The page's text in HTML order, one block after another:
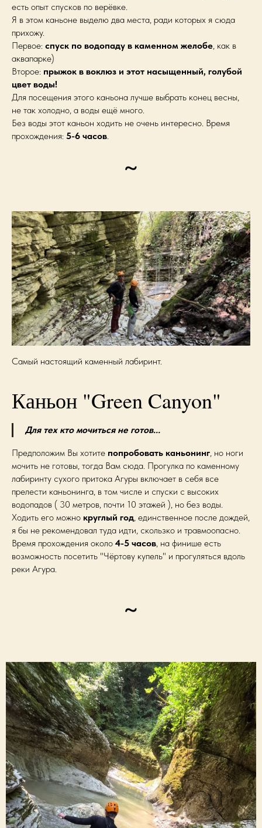
есть опыт спусков по верёвке.
Я в этом каньоне выделю два места, ради которых я сюда
прихожу.
Первое: спуск по водопаду в каменном желобе , как в
аквапарке)
Второе: прыжок в воклюз и этот насыщенный, голубой
цвет воды!
Для посещения этого каньона лучше выбрать конец весны,
не так холодно, а воды ещё много.
Без воды этот каньон ходить не очень интересно. Время
прохождения: 5-6 часов
~
Самый настоящий каменный лабиринт.
Каньон "Green Canyon"
Для тех кто мочиться не готов...
Предположим Вы хотите попробовать каньонинг, но ноги
мочить не готовы, тогда Вам сюда. Прогулка по каменному
лабиринту сухого притока Агуры включает в себя все
прелести каньонинга, в том числе и спуски с высоких
водопадов ( 30 метров, почти 10 этажей ), но без воды.
Ходить его можно круглый год, единственное после дождей,
я бы не рекомендовал туда идти, скользко и травмоопасно.
Время прохождения около 4-5 часов, на финише есть
возможность посетить "Чёртову купель" и прогуляться вдоль
реки Агура.
~